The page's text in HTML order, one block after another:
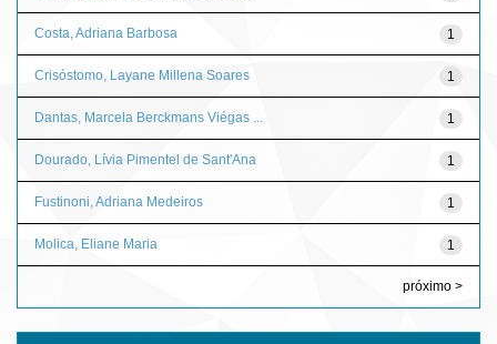
1
Costa, Adriana Barbosa
1
Crisóstomo, Layane Millena Soares
1
Dantas, Marcela Berckmans Viégas ...
1
Dourado, Lívia Pimentel de Sant'Ana
1
Fustinoni, Adriana Medeiros
1
Molica, Eliane Maria
próximo >